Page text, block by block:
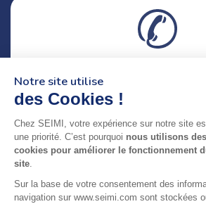
8h-12h30 & 13h30-18h
adresse : 75 Rue Amiral
29200 Brest FRANCE
SEIMI, UNE ENTREPRISE CERTIFIÉE,
LABELLISÉE
Notre site utilise
des Cookies !
Chez SEIMI, votre expérience sur notre site
une priorité. C’est pourquoi nous utilisons des
cookies pour améliorer le fonctionnement
site.
Sur la base de votre consentement des
navigation sur www.seimi.com sont stockées